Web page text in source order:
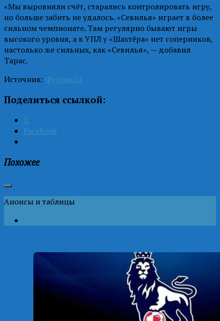
«Мы выровняли счёт, старались контролировать игру,
но больше забить не удалось. «Севилья» играет в более
сильном чемпионате. Там регулярно бывают игры
высокого уровня, а в УПЛ у «Шахтёра» нет соперников,
настолько же сильных, как «Севилья», — добавил
Тарас.
Источник: Футбик24
Поделиться ссылкой:
X
Facebook
Похожее
Анонсы и таблицы